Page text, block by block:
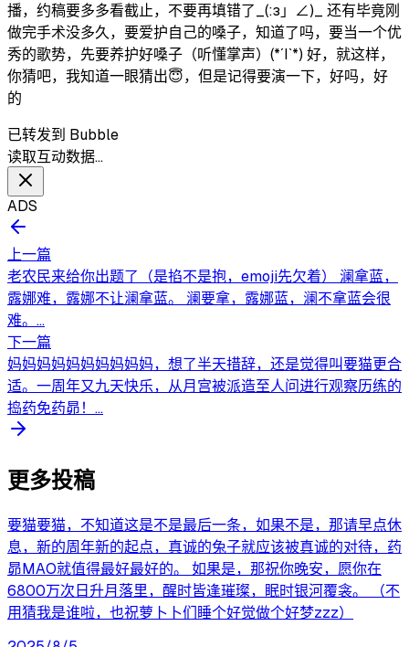
播，约稿要多多看截止，不要再填错了_(:з」∠)_ 还有毕竟刚
做完手术没多久，要爱护自己的嗓子，知道了吗，要当一个优
秀的歌势，先要养护好嗓子（听懂掌声）(*´I`*) 好，就这样，
你猜吧，我知道一眼猜出😇，但是记得要演一下，好吗，好
的
已转发到 Bubble
读取互动数据…
ADS
上一篇
老农民来给你出题了（是掐不是抱，emoji先欠着） 澜拿蓝，
露娜难，露娜不让澜拿蓝。 澜要拿，露娜蓝，澜不拿蓝会很
难。...
下一篇
妈妈妈妈妈妈妈妈妈妈，想了半天措辞，还是觉得叫要猫更合
适。一周年又九天快乐，从月宫被派造至人问进行观察历练的
捣药免药昴！...
更多投稿
要猫要猫，不知道这是不是最后一条，如果不是，那请早点休
息，新的周年新的起点，真诚的兔子就应该被真诚的对待，药
昴MAO就值得最好最好的。 如果是，那祝你晚安，愿你在
6800万次日升月落里，醒时皆逢璀璨，眠时银河覆衾。 （不
用猜我是谁啦，也祝萝卜卜们睡个好觉做个好梦zzz）